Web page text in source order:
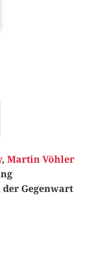
, Martin Vöhler
Gegenwart